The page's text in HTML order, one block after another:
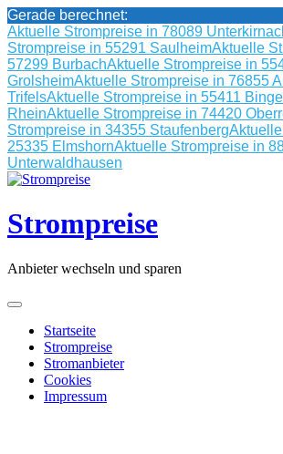
Gerade berechnet:
Aktuelle Strompreise in 78089
Strompreise in 55291 SaulheimAktuelle
57299 BurbachAktuelle Strompreise in
GrolsheimAktuelle Strompreise in 76855
TrifelsAktuelle Strompreise in 55411
RheinAktuelle Strompreise in 74420
Strompreise in 34355 Staufenberg
25335 ElmshornAktuelle Strompreise in
Unterwaldhausen
Skip
content
Strompreise
Anbieter wechseln und sparen
Startseite
Strompreise
Stromanbieter
Cookies
Impressum